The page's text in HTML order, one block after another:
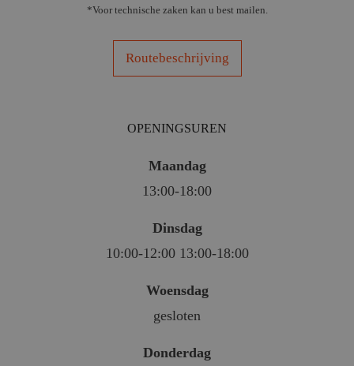
*Voor technische zaken kan u best mailen.
Routebeschrijving
OPENINGSUREN
Maandag
13:00-18:00
Dinsdag
10:00-12:00 13:00-18:00
Woensdag
gesloten
Donderdag